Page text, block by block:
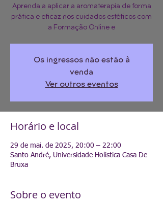
Aprenda a aplicar a aromaterapia de forma
prática e eficaz nos cuidados estéticos com
a Formação Online e
Os ingressos não estão à
venda
Ver outros eventos
Horário e local
29 de mai. de 2025, 20:00 – 22:00
Santo André, Universidade Holistica Casa De
Bruxa
Sobre o evento